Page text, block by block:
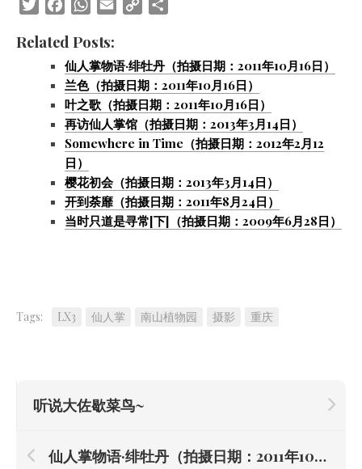
TwitterFacebookWhatsApp
Email Copy
Related Posts:
仙人掌物语·绯牡丹（拍摄日期：2011年10月16日）
兰色（拍摄日期：2011年10月16日）
叶之歌（拍摄日期：2011年10月16日）
再访仙人掌馆（拍摄日期：2013年3月14日）
Somewhere in Time（拍摄日期：2012年2月12
日）
樱花初会（拍摄日期：2013年3月14日）
开到荼靡（拍摄日期：2011年8月24日）
当时只道是寻常[下]（拍摄日期：2009年6月28日）
Tags: LX3 仙人掌 南山植物园 摄影 重庆
听说大佐歇菜鸟~
仙人掌物语·绯牡丹（拍摄日期：2011年10月16日）